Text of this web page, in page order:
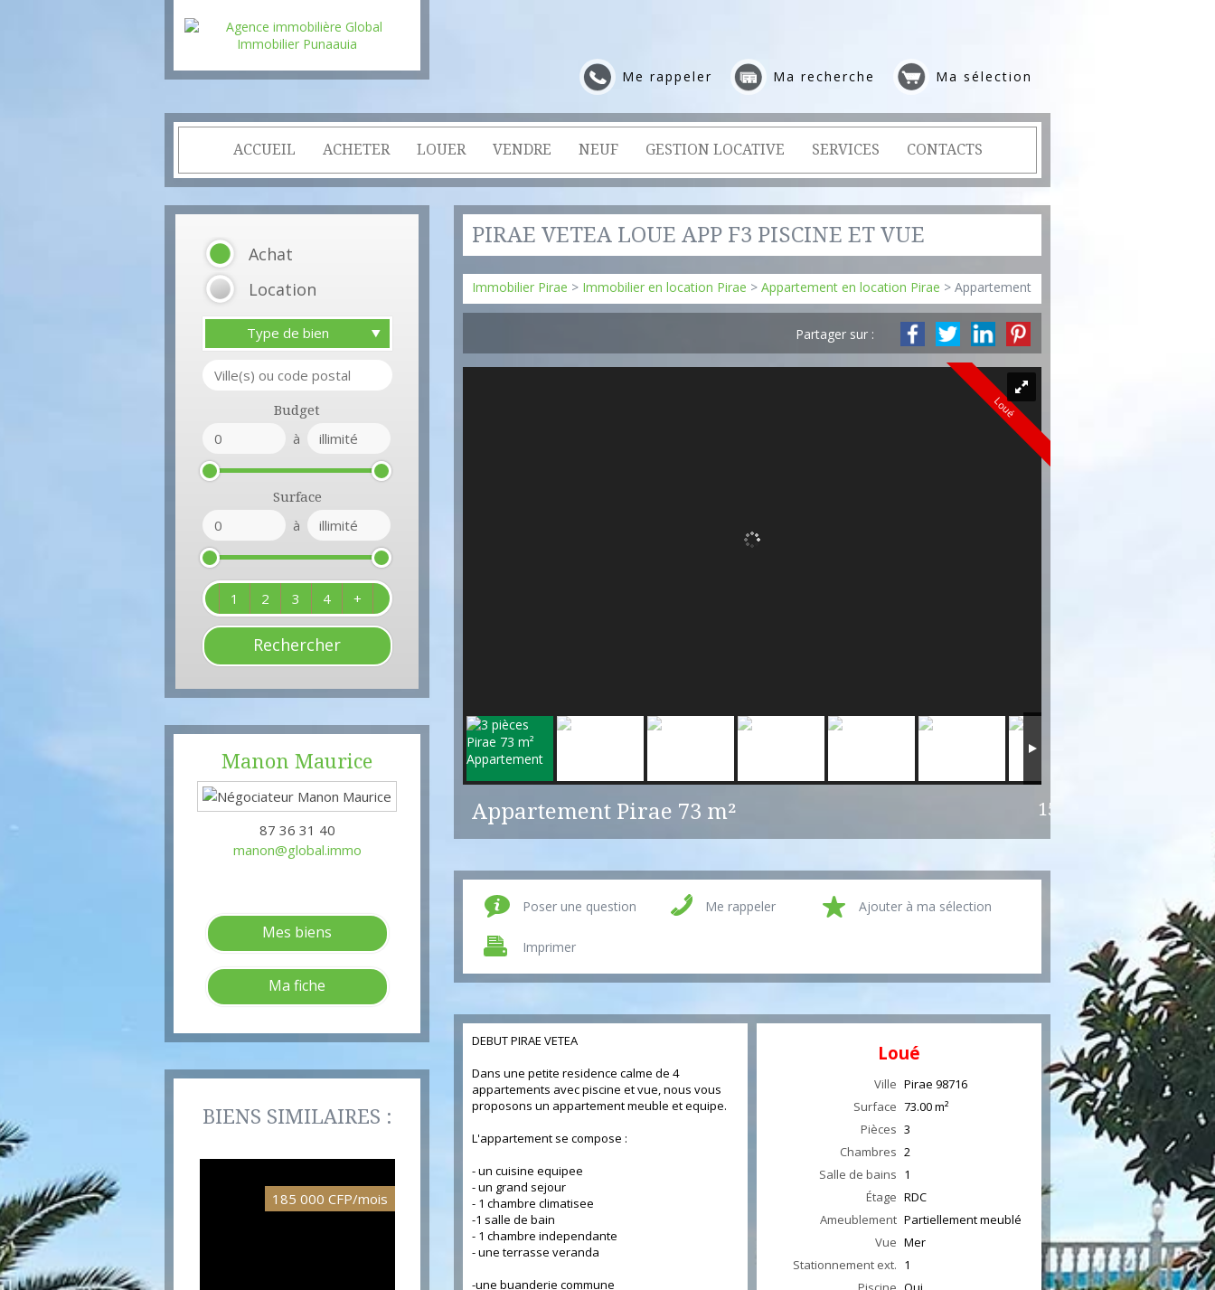
Me rappeler Ma recherche Ma sélection
ACCUEIL ACHETER LOUER VENDRE NEUF GESTION LOCATIVE SERVICES CONTACTS
Achat
Location
Type de bien
Budget
à
Surface
à
1 2 3 4 +
Manon Maurice
87 36 31 40
manon@global.immo
Mes biens
Ma fiche
BIENS SIMILAIRES :
185 000 CFP/mois
PIRAE VETEA LOUE APP F3 PISCINE ET VUE
Immobilier Pirae > Immobilier en location Pirae > Appartement en location Pirae > Appartement 2022203
Partager sur :
Loué
Appartement Pirae 73 m² 155 000 CFP/mois HC
Poser une question Me rappeler Ajouter à ma sélection
Imprimer
DEBUT PIRAE VETEA
Dans une petite residence calme de 4
appartements avec piscine et vue, nous vous
proposons un appartement meuble et equipe.
L'appartement se compose :
- un cuisine equipee
- un grand sejour
- 1 chambre climatisee
-1 salle de bain
- 1 chambre independante
- une terrasse veranda
-une buanderie commune
Loué
Ville Pirae 98716
Surface 73.00m²
Pièces 3
Chambres 2
Salle de bains 1
Étage RDC
Ameublement Partiellement meublé
Vue Mer
Stationnement ext. 1